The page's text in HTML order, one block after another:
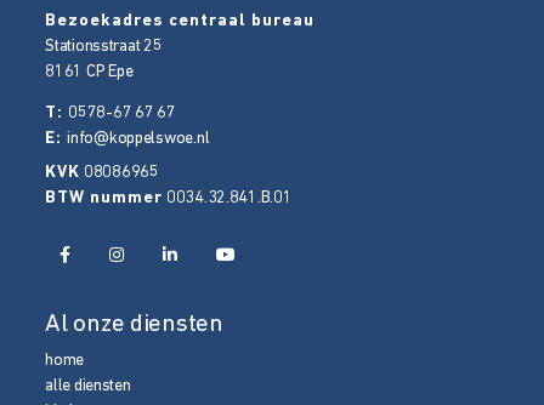
Bezoekadres centraal bureau
Stationsstraat 25
8161 CP Epe
T: 0578-67 67 67
E:info@koppelswoe.nl
KVK 08086965
BTW nummer 0034.32.841.B.01
Al onze diensten
home
alle diensten